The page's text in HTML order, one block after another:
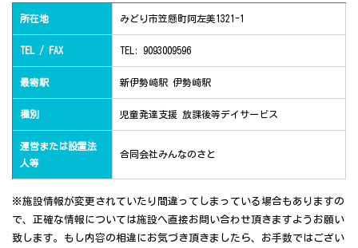
所在地 みどり市笠懸町阿左美1321-1
TEL / FAX TEL: 9093009596
最寄駅 新伊勢崎駅 伊勢崎駅
種別 児童発達支援 放課後等デイサービス
運営または設置法
人等
合同会社みんなのさと
※施設情報が変更されていたり間違ってしまっている場合もありますの
で、正確な情報については施設へ直接お問い合わせ頂きますようお願い
致します。もし内容の相違にお気づき頂きましたら、お手数ではござい